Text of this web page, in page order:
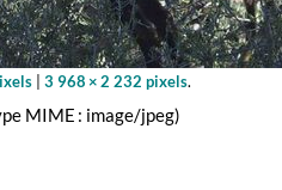
|3 968 × 2 232 pixels.
MIME : image/jpeg)